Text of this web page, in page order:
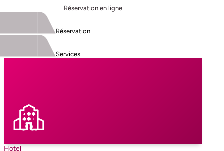
Réservation en ligne
Réservation
Services
Hotel